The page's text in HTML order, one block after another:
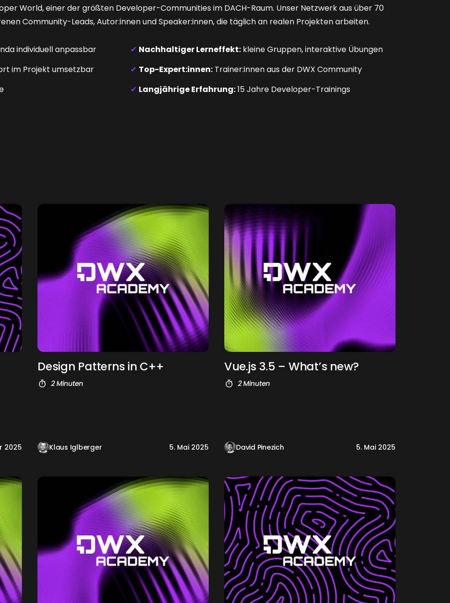
World, einer der größten Developer-Communities im DACH-Raum. Unser Netzwerk aus über 70
Community-Leads, Autor:innen und Speaker:innen, die täglich an realen Projekten arbeiten.
individuell anpassbar
im Projekt umsetzbar
✔ Nachhaltiger Lerneffekt: kleine Gruppen, interaktive Übungen
✔ Top-Expert:innen: Trainer:innen aus der DWX Community
✔ Langjährige Erfahrung:15 Jahre Developer-Trainings
2025
De­sign Pat­terns in C++
2 Minuten
Klaus Iglberger 5. Mai 2025
Vue.js 3.5 – What’s new?
2 Minuten
David Pinezich 5. Mai 2025